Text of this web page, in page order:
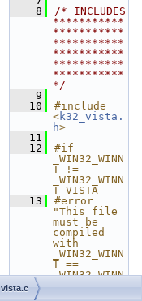
    8
/* INCLUDES
***********
***********
***********
***********
***********
***********
*/
    9
   10
#include
<k32_vista.
h>
   11
   12
#if
_WIN32_WINN
T !=
_WIN32_WINN
T_VISTA
   13
#error
"This file
must be
compiled
with
_WIN32_WINN
T ==
_WIN32_WINN
   14
vista.c